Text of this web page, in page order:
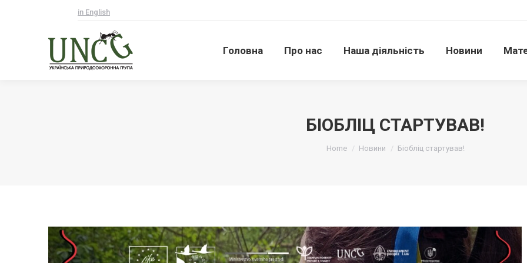
in English
Головна Про нас Наша діяльність Новини
БІОБЛІЦ СТАРТУВАВ!
Home Новини Біобліц стартував!
Головна Про нас Наша діяльність Новини